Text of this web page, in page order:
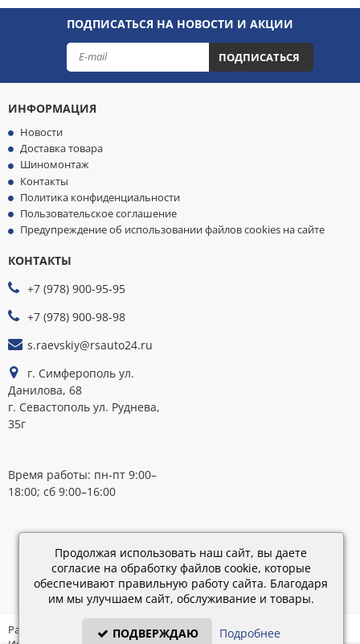
ПОДПИСАТЬСЯ НА НОВОСТИ И АКЦИИ
ПОДПИСАТЬСЯ
ИНФОРМАЦИЯ
Новости
Доставка товара
Шиномонтаж
Контакты
Политика конфиденциальности
Пользовательское соглашение
Предупреждение об использовании файлов cookies на сайте
КОНТАКТЫ
+7 (978) 900-95-95
+7 (978) 900-98-98
s.raevskiy@rsauto24.ru
г. Симферополь ул.
Данилова, 68
г. Севастополь ул. Руднева,
35г
Время работы: пн-пт 9:00–
18:00; сб 9:00–16:00
Каталог
28.02.2019
15:45
Разработка: «IT - Консультант» ©
Продолжая использовать наш сайт, вы даете
согласие на обработку файлов cookie, которые
обеспечивают правильную работу сайта. Благодаря
им мы улучшаем сайт, обслуживание и товары.
ПОДВЕРЖДАЮ Подробнее